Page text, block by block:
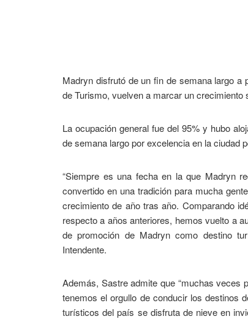
Madryn disfrutó de un fin de semana largo a
de Turismo, vuelven a marcar un crecimiento
La ocupación general fue del 95% y hubo
de semana largo por excelencia en la ciudad
“Siempre es una fecha en la que Madryn
convertido en una tradición para mucha
crecimiento de año tras año. Comparando
respecto a años anteriores, hemos vuelto a
de promoción de Madryn como destino
Intendente.
Además, Sastre admite que “muchas veces
tenemos el orgullo de conducir los destinos
turísticos del país se disfruta de nieve en